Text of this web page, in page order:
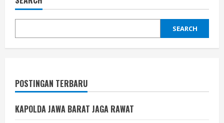
SEARCH
POSTINGAN TERBARU
KAPOLDA JAWA BARAT JAGA RAWAT